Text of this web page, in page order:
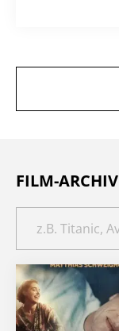
FILM-ARCHIV